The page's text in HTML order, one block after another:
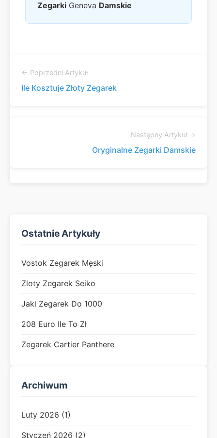
Zegarki Geneva Damskie
← Poprzedni Artykuł
Ile Kosztuje Złoty Zegarek
Następny Artykuł →
Oryginalne Zegarki Damskie
Ostatnie Artykuły
Vostok Zegarek Męski
Zloty Zegarek Seiko
Jaki Zegarek Do 1000
208 Euro Ile To Zł
Zegarek Cartier Panthere
Archiwum
Luty 2026 (1)
Styczeń 2026 (2)